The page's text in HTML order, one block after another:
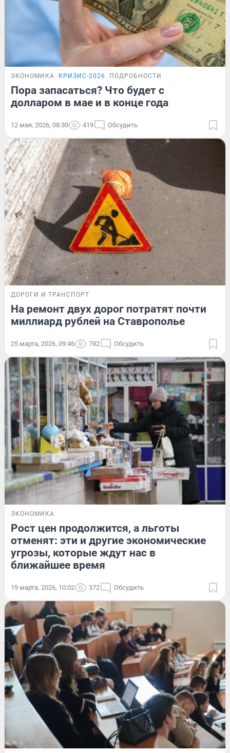
ЭКОНОМИКА КРИЗИС-2026 ПОДРОБНОСТИ
Пора запасаться? Что будет с
долларом в мае и в конце года
12 мая, 2026, 08:30 419 Обсудить
ДОРОГИ И ТРАНСПОРТ
На ремонт двух дорог потратят почти
миллиард рублей на Ставрополье
25 марта, 2026, 09:46 782 Обсудить
ЭКОНОМИКА
Рост цен продолжится, а льготы
отменят: эти и другие экономические
угрозы, которые ждут нас в
ближайшее время
19 марта, 2026, 10:02 372 Обсудить